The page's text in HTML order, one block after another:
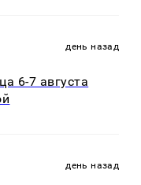
день назад
6-7 августа
день назад